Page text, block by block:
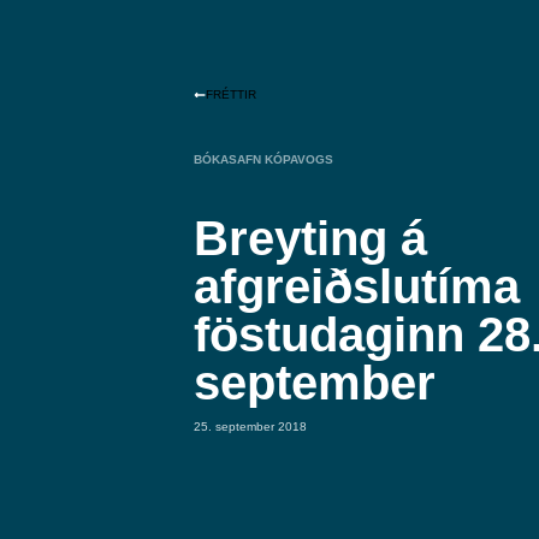
FRÉTTIR
BÓKASAFN KÓPAVOGS
Breyting á
afgreiðslutíma
föstudaginn
september
25. september 2018